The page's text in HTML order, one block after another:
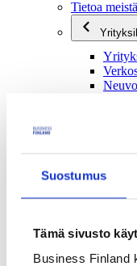
Suostumus
Tämä sivusto
Business Finland
Tietoa meistä